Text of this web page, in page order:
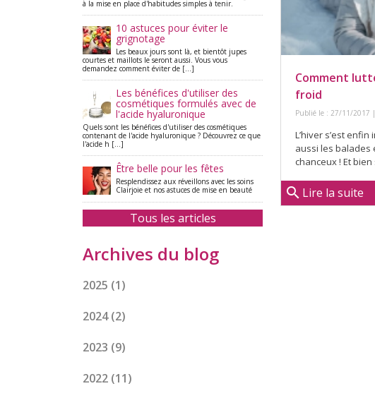
à la mise en place d'habitudes simples à tenir.
10 astuces pour éviter le
grignotage
Les beaux jours sont là, et bientôt jupes
courtes et maillots le seront aussi. Vous vous
demandez comment éviter de [...]
Les bénéfices d'utiliser des
cosmétiques formulés avec de
l'acide hyaluronique
Quels sont les bénéfices d'utiliser des cosmétiques
contenant de l'acide hyaluronique ? Découvrez ce que
l'acide h [...]
Être belle pour les fêtes
Resplendissez aux réveillons avec les soins
Clairjoie et nos astuces de mise en beauté
Tous les articles
Archives du blog
2025 (1)
2024(2)
2023 (9)
2022 (11)
Comment
froid
Publié le : 27/11/2017 |
L’hiver s’est
aussi les balades
chanceux ! Et
search Lire la suite